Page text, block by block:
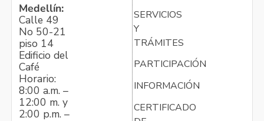
Medellín:
Calle 49
No 50-21
piso 14
Edificio del
Café
Horario:
8:00 a.m. –
12:00 m. y
2:00 p.m. –
SERVICIOS
Y
TRÁMITES
PARTICIPACIÓN
INFORMACIÓN
CERTIFICADO